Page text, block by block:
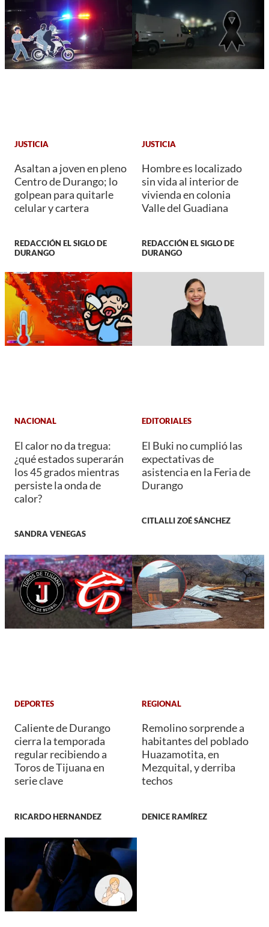
JUSTICIA
Asaltan a joven en pleno
Centro de Durango; lo
golpean para quitarle
celular y cartera
REDACCIÓN EL SIGLO DE
DURANGO
JUSTICIA
Hombre es localizado
sin vida al interior de
vivienda en colonia
Valle del Guadiana
REDACCIÓN EL SIGLO DE
DURANGO
NACIONAL
El calor no da tregua:
¿qué estados superarán
los 45 grados mientras
persiste la onda de
calor?
SANDRA VENEGAS
EDITORIALES
El Buki no cumplió las
expectativas de
asistencia en la Feria de
Durango
CITLALLI ZOÉ SÁNCHEZ
DEPORTES
Caliente de Durango
cierra la temporada
regular recibiendo a
Toros de Tijuana en
serie clave
RICARDO HERNANDEZ
REGIONAL
Remolino sorprende a
habitantes del poblado
Huazamotita, en
Mezquital, y derriba
techos
DENICE RAMÍREZ